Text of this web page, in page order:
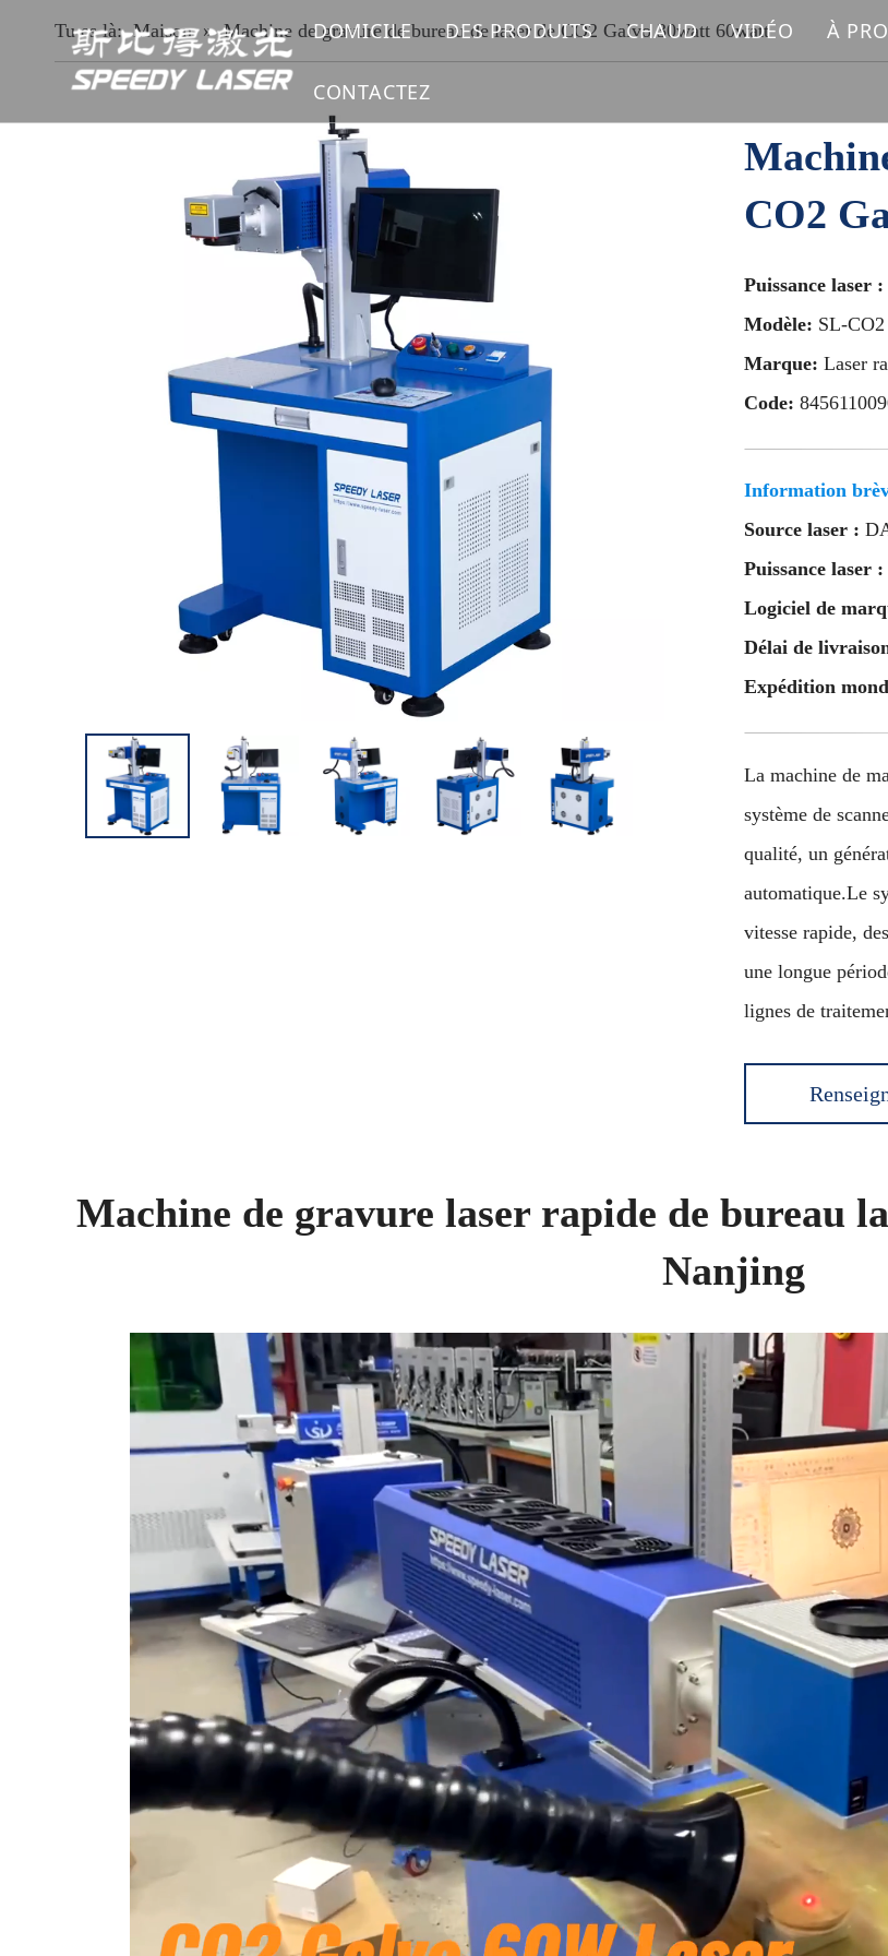
DOMICILE DES PRODUITS
MACHINE DE MARQUAGE LASER UV
MACHINE DE MARQUAGE LASER CO2
MACHINE À SOUDER AU LASER
MACHINE DE NETTOYAGE AU LASER
MACHINE DE COUPE AU LASER FIBRE
CHAUD
Machine de découpe laser
VIDÉO À
CONTACTEZ
Tu es là: Maison » Machine de gravure de bureau de laser de CO2 Galvo 30watt 60watt
CO2
Puissance laser :
Modèle: SL-
Marque: Laser
Code:
Information
Source laser :
Puissance laser :
Logiciel de
Délai de
Expédition
La machine de
système de
qualité, un
automatique.Le
vitesse rapide,
une longue
lignes de
Machine de gravure laser rapide de bureau
Nanjing